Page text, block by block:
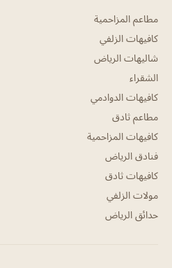
مطاعم المزاحمية
كافيهات الزلفي
شاليهات الرياض
الشقراء
كافيهات الدوادمي
مطاعم ثادق
كافيهات المزاحمية
فنادق الرياض
كافيهات ثادق
مولات الزلفي
حدائق الرياض